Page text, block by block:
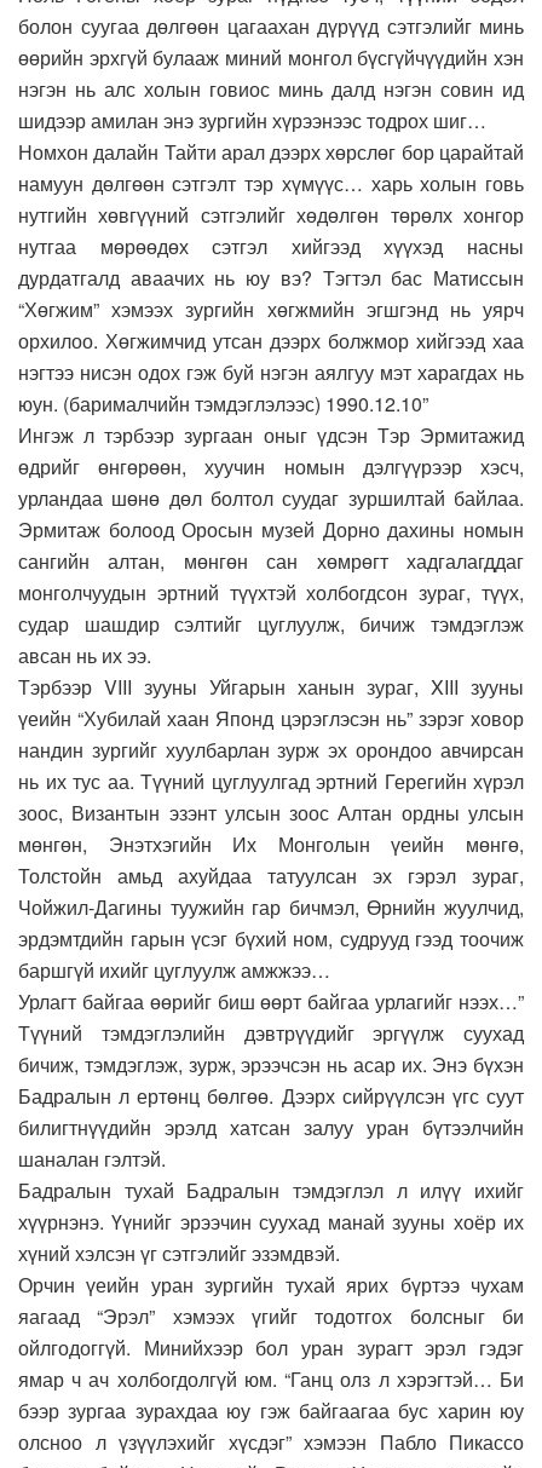
болон суугаа дөлгөөн цагаахан дүрүүд сэтгэлийг минь
өөрийн эрхгүй булааж миний монгол бүсгүйчүүдийн хэн
нэгэн нь алс холын говиос минь далд нэгэн совин ид
шидээр амилан энэ зургийн хүрээнээс тодрох шиг…
Номхон далайн Тайти арал дээрх хөрслөг бор царайтай
намуун дөлгөөн сэтгэлт тэр хүмүүс… харь холын говь
нутгийн хөвгүүний сэтгэлийг хөдөлгөн төрөлх хонгор
нутгаа мөрөөдөх сэтгэл хийгээд хүүхэд насны
дурдатгалд аваачих нь юу вэ? Тэгтэл бас Матиссын
“Хөгжим” хэмээх зургийн хөгжмийн эгшгэнд нь уярч
орхилоо. Хөгжимчид утсан дээрх болжмор хийгээд хаа
нэгтээ нисэн одох гэж буй нэгэн аялгуу мэт харагдах нь
юун. (барималчийн тэмдэглэлээс) 1990.12.10”
Ингэж л тэрбээр зургаан оныг үдсэн Тэр Эрмитажид
өдрийг өнгөрөөн, хуучин номын дэлгүүрээр хэсч,
урландаа шөнө дөл болтол суудаг зуршилтай байлаа.
Эрмитаж болоод Оросын музей Дорно дахины номын
сангийн алтан, мөнгөн сан хөмрөгт хадгалагддаг
монголчуудын эртний түүхтэй холбогдсон зураг, түүх,
судар шашдир сэлтийг цуглуулж, бичиж тэмдэглэж
авсан нь их ээ.
Тэрбээр VIII зууны Уйгарын ханын зураг, XIII зууны
үеийн “Хубилай хаан Японд цэрэглэсэн нь” зэрэг ховор
нандин зургийг хуулбарлан зурж эх орондоо авчирсан
нь их тус аа. Түүний цуглуулгад эртний Герегийн хүрэл
зоос, Византын эзэнт улсын зоос Алтан ордны улсын
мөнгөн, Энэтхэгийн Их Монголын үеийн мөнгө,
Толстойн амьд ахуйдаа татуулсан эх гэрэл зураг,
Чойжил-Дагины туужийн гар бичмэл, Өрнийн жуулчид,
эрдэмтдийн гарын үсэг бүхий ном, судрууд гээд тоочиж
баршгүй ихийг цуглуулж амжжээ…
Урлагт байгаа өөрийг биш өөрт байгаа урлагийг нээх…”
Түүний тэмдэглэлийн дэвтрүүдийг эргүүлж суухад
бичиж, тэмдэглэж, зурж, эрээчсэн нь асар их. Энэ бүхэн
Бадралын л ертөнц бөлгөө. Дээрх сийрүүлсэн үгс суут
билигтнүүдийн эрэлд хатсан залуу уран бүтээлчийн
шаналан гэлтэй.
Бадралын тухай Бадралын тэмдэглэл л илүү ихийг
хүүрнэнэ. Үүнийг эрээчин суухад манай зууны хоёр их
хүний хэлсэн үг сэтгэлийг эзэмдвэй.
Орчин үеийн уран зургийн тухай ярих бүртээ чухам
яагаад “Эрэл” хэмээх үгийг тодотгох болсныг би
ойлгодоггүй. Минийхээр бол уран зурагт эрэл гэдэг
ямар ч ач холбогдолгүй юм. “Ганц олз л хэрэгтэй… Би
бээр зургаа зурахдаа юу гэж байгаагаа бус харин юу
олсноо л үзүүлэхийг хүсдэг” хэмээн Пабло Пикассо